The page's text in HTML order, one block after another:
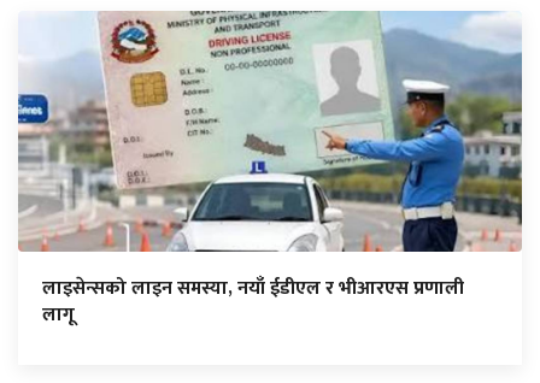
लाइसेन्सको लाइन समस्या, नयाँ ईडीएल र भीआरएस प्रणाली
लागू